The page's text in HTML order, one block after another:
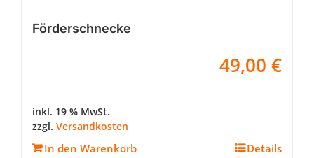
Förderschnecke
49,00 €
inkl. 19 % MwSt.
zzgl. Versandkosten
In den Warenkorb Details